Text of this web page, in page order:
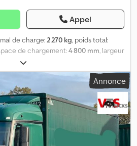
Appel
de charge: 2 270 kg, poids total:
de chargement:4 800 mm , largeur
2 050 mm
votre partenaire pour l'achat de votre
des marques de renom ! Plus
en stock. Plus de 130 remorques
Exemple sans
de véhicules » sur
Afijf Martz, transporteur de voitures
485x205 cm, 3000 kg, plateforme
Annonce